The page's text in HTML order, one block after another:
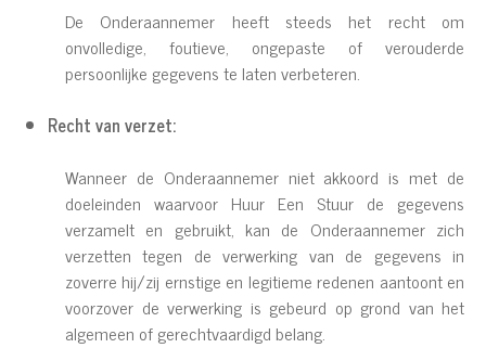
De Onderaannemer heeft steeds het recht om
onvolledige, foutieve, ongepaste of verouderde
persoonlijke gegevens te laten verbeteren.
Recht van verzet:
Wanneer de Onderaannemer niet akkoord is met de
doeleinden waarvoor Huur Een Stuur de gegevens
verzamelt en gebruikt, kan de Onderaannemer zich
verzetten tegen de verwerking van de gegevens in
zoverre hij/zij ernstige en legitieme redenen aantoont en
voorzover de verwerking is gebeurd op grond van het
algemeen of gerechtvaardigd belang.